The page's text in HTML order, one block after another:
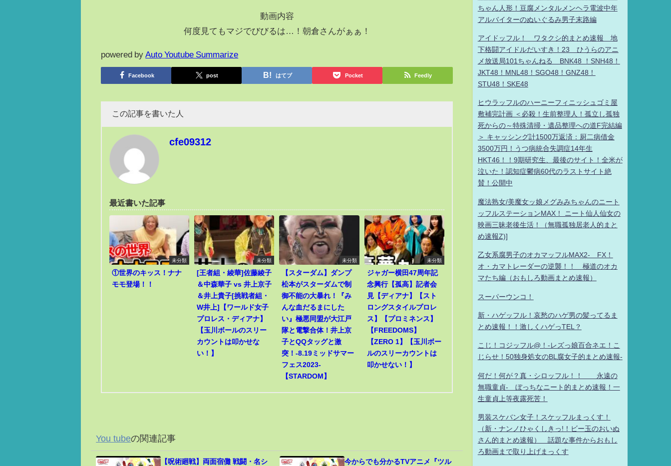
動画内容
何度見てもマジでびびるは…！朝倉さんがぁぁ！
powered by Auto Youtube Summarize
Facebook post はてブ Pocket Feedly
この記事を書いた人
cfe09312
最近書いた記事
未分類
①世界のキッス！ナナ
モモ登場！！
未分類
[王者組・綾華]佐藤綾子
＆中森華子 vs 井上京子
＆井上貴子[挑戦者組・
W井上]【ワールド女子
プロレス・ディアナ】
【玉川ボールのスリー
カウントは叩かせな
い！】
未分類
【スターダム】ダンプ
松本がスターダムで制
御不能の大暴れ！『み
んな血だるまにした
い』極悪同盟が大江戸
隊と電撃合体！井上京
子とQQタッグと激
突！-8.19ミッドサマー
フェス2023-
【STARDOM】
未分類
ジャガー横田47周年記
念興行【孤高】記者会
見【ディアナ】【スト
ロングスタイルプロレ
ス】【プロミネンス】
【FREEDOMS】
【ZERO 1】【玉川ボー
ルのスリーカウントは
叩かせない！】
You tubeの関連記事
【呪術廻戦】両面宿儺 戦闘・名シ
今からでも分かるTVアニメ『ツル
ちゃん人形！豆腐メンタルメンヘラ電波中年
アルバイターのぬいぐるみ男子末路編
アイドッフル！ ワタクシ的まとめ速報 地
下格闘アイドルだいすき！23 ひうらのアニ
メ放送局101ちゃんねる BNK48 ！SNH48！
JKT48！MNL48！SGO48！GNZ48！
STU48！SKE48
ヒウラッフルのハーニーフィニッシュゴミ屋
敷補完計画 ＜必殺！生前整理人！孤立し孤独
死からの～特殊清掃・遺品整理への道F完結編
＞ キャッシング計1500万返済：厨二病借金
3500万円！うつ病統合失調症14年生
HKT46！！9期研究生、最後のサイト！全米が
泣いた！認知症鬱病60代のラストサイト絶
賛！公開中
魔法熟女/美魔女ッ娘メグみみちゃんのニート
ッフルステーションMAX！ ニート仙人仙女の
映画三昧老後生活！（無職孤独居老人的まと
め速報Z)]
乙女系腐男子のオカマッフルMAX2- FX！
オ・カマトレーダーの逆襲！！ 極道のオカ
マたち編（おもしろ動画まとめ速報）
スーパーウンコ！
新・ハゲッフル！哀愁のハゲ男の髪ってるま
とめ速報！！激しくハゲっTEL？
こじ！コジッフル@！-レズっ娘百合ネエ！こ
じらせ！50独身処女のBL腐女子的まとめ速報-
何だ！何が？真・シロッフル！！ 永遠の
無職童貞- ぼっちなニート的まとめ速報！一
生童貞上等夜露死苦！
男装スケバン女子！スケッフルまっくす！
（新・ナンノひゃくしきっ!！ビー玉のおいぬ
さん的まとめ速報） 話題な事件からおもし
ろ動画まで取り上げまっくす